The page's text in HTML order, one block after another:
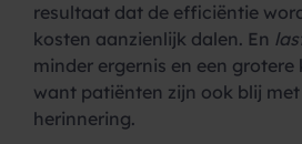
resultaat dat de efficiëntie
kosten aanzienlijk dalen. En
minder ergernis en een
want patiënten zijn ook blij met
herinnering.